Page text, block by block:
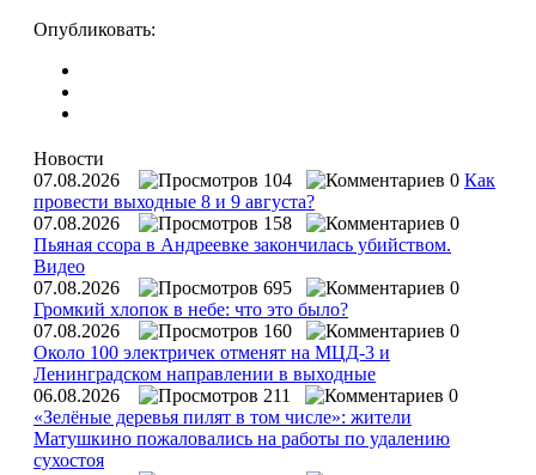
Опубликовать:
Новости
07.08.2026
104 0 Как
провести выходные 8 и 9 августа?
07.08.2026
158
0
Пьяная ссора в Андреевке закончилась убийством.
Видео
07.08.2026
695
0
Громкий хлопок в небе: что это было?
07.08.2026
160
0
Около 100 электричек отменят на МЦД-3 и
Ленинградском направлении в выходные
06.08.2026
211
0
«Зелёные деревья пилят в том числе»: жители
Матушкино пожаловались на работы по удалению
сухостоя